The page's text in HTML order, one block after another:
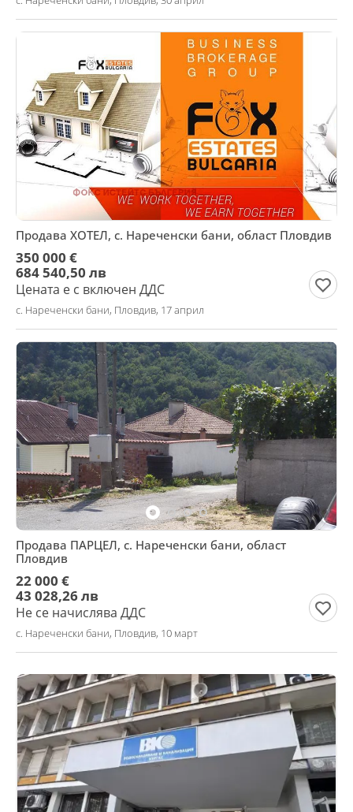
Продава ХОТЕЛ, с. Нареченски бани, област Пловдив
350 000 €
684 540,50 лв
Цената е с включен ДДС
с. Нареченски бани, Пловдив, 17 април
Продава ПАРЦЕЛ, с. Нареченски бани, област
Пловдив
22 000 €
43 028,26 лв
Не се начислява ДДС
с. Нареченски бани, Пловдив, 10 март